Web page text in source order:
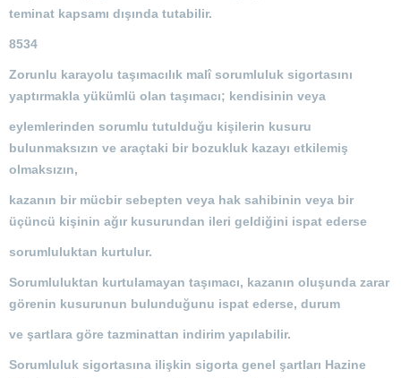
teminat kapsamı dışında tutabilir.
8534
Zorunlu karayolu taşımacılık malî sorumluluk sigortasını
yaptırmakla yükümlü olan taşımacı; kendisinin veya
eylemlerinden sorumlu tutulduğu kişilerin kusuru
bulunmaksızın ve araçtaki bir bozukluk kazayı etkilemiş
olmaksızın,
kazanın bir mücbir sebepten veya hak sahibinin veya bir
üçüncü kişinin ağır kusurundan ileri geldiğini ispat ederse
sorumluluktan kurtulur.
Sorumluluktan kurtulamayan taşımacı, kazanın oluşunda zarar
görenin kusurunun bulunduğunu ispat ederse, durum
ve şartlara göre tazminattan indirim yapılabilir.
Sorumluluk sigortasına ilişkin sigorta genel şartları Hazine